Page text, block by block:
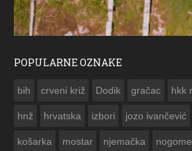
POPULARNE OZNAKE
bih crveni križ Dodik gračac hkk
hnž hrvatska izbori jozo ivančević
košarka mostar njemačka